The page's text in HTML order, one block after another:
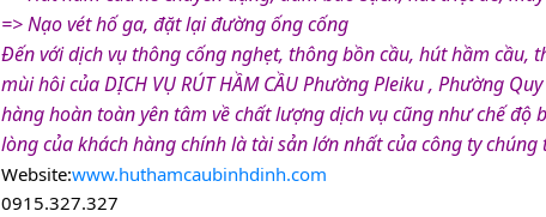
=> Nạo vét hố ga, đặt lại đường ống cống
Đến với dịch vụ thông cống nghẹt, thông bồn cầu, hút hầm cầu,
mùi hôi của DỊCH VỤ RÚT HẦM CẦU Phường Pleiku , Phường
hàng hoàn toàn yên tâm về chất lượng dịch vụ cũng như chế
lòng của khách hàng chính là tài sản lớn nhất của công ty chúng
Website:www.huthamcaubinhdinh.com
0915.327.327